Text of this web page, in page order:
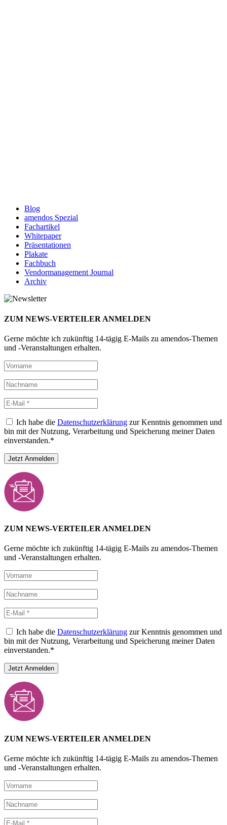
Blog
amendos Spezial
Fachartikel
Whitepaper
Präsentationen
Plakate
Fachbuch
Vendormanagement Journal
Archiv
ZUM NEWS-VERTEILER ANMELDEN
Gerne möchte ich zukünftig 14-tägig E-Mails zu amendos-Themen
und -Veranstaltungen erhalten.
Ich habe die Datenschutzerklärung zur Kenntnis genommen und
bin mit der Nutzung, Verarbeitung und Speicherung meiner Daten
einverstanden.*
ZUM NEWS-VERTEILER ANMELDEN
Gerne möchte ich zukünftig 14-tägig E-Mails zu amendos-Themen
und -Veranstaltungen erhalten.
Ich habe die Datenschutzerklärung zur Kenntnis genommen und
bin mit der Nutzung, Verarbeitung und Speicherung meiner Daten
einverstanden.*
ZUM NEWS-VERTEILER ANMELDEN
Gerne möchte ich zukünftig 14-tägig E-Mails zu amendos-Themen
und -Veranstaltungen erhalten.